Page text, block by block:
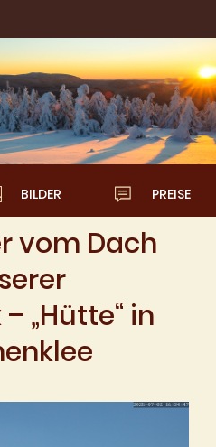
BILDER PREISE
vom Dach
„Hütte“ in